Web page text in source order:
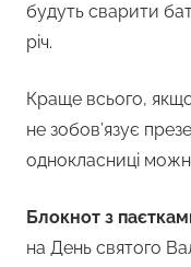
будуть сварити
річ.
Краще всього,
не зобов’язує
однокласниці
Блокнот з
на День святого